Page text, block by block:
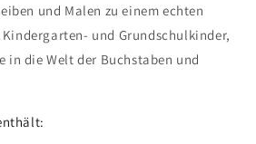
und Malen zu einem echten
und Grundschulkinder,
in die Welt der Buchstaben und